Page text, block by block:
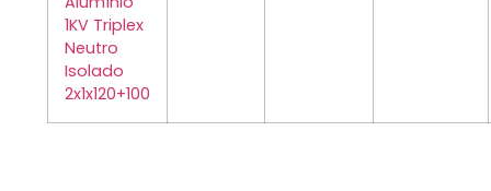
1KV Triplex
Neutro
Isolado
2x1x120+100